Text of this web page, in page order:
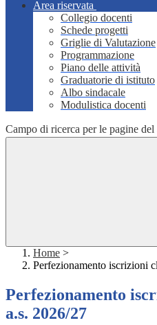
Area riservata
Collegio docenti
Schede progetti
Griglie di Valutazione
Programmazione
Piano delle attività
Graduatorie di istituto
Albo sindacale
Modulistica docenti
Campo di ricerca per le pagine del
Home >
Perfezionamento iscrizioni
Perfezionamento
a.s. 2026/27